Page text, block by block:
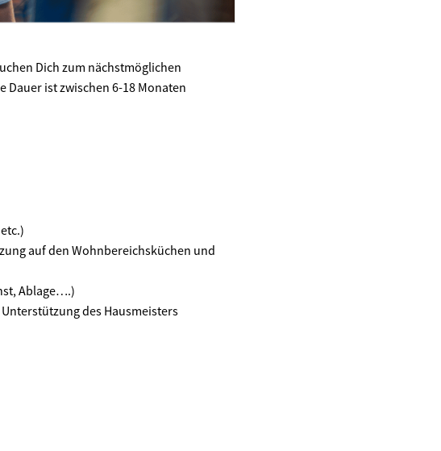
Dich zum nächstmöglichen
ist zwischen 6-18 Monaten
auf den Wohnbereichsküchen und
Ablage….)
des Hausmeisters